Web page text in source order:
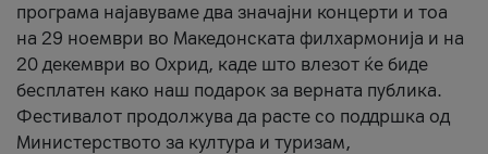
програма најавуваме два значајни концерти и тоа
на 29 ноември во Македонската филхармонија и на
20 декември во Охрид, каде што влезот ќе биде
бесплатен како наш подарок за верната публика.
Фестивалот продолжува да расте со поддршка од
Министерството за култура и туризам,